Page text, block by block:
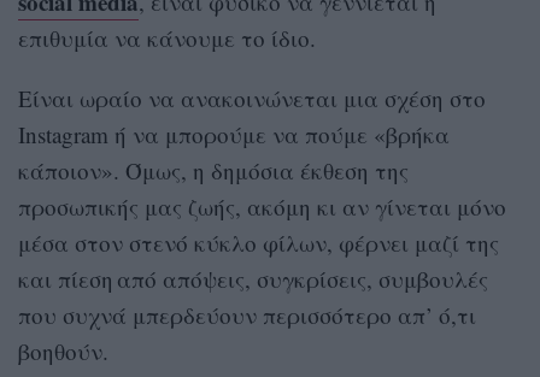
επιθυμία να κάνουμε το ίδιο.
Είναι ωραίο να ανακοινώνεται μια σχέση στο
Instagram ή να μπορούμε να πούμε «βρήκα
κάποιον». Όμως, η δημόσια έκθεση της
προσωπικής μας ζωής, ακόμη κι αν γίνεται μόνο
μέσα στον στενό κύκλο φίλων, φέρνει μαζί της
και πίεση από απόψεις, συγκρίσεις, συμβουλές
που συχνά μπερδεύουν περισσότερο απ’ ό,τι
βοηθούν.